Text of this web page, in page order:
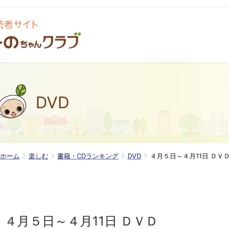
DVD
ホーム 楽しむ 書籍・CDランキング DVD ４月５日～４月11日 ＤＶＤ
４月５日～４月11日 ＤＶＤ